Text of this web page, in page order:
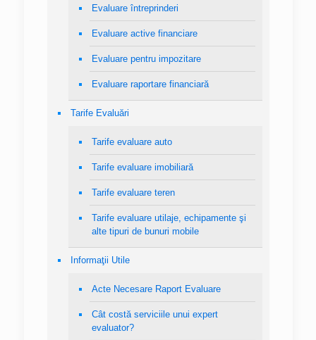
Evaluare întreprinderi
Evaluare active financiare
Evaluare pentru impozitare
Evaluare raportare financiară
Tarife Evaluări
Tarife evaluare auto
Tarife evaluare imobiliară
Tarife evaluare teren
Tarife evaluare utilaje, echipamente şi
alte tipuri de bunuri mobile
Informaţii Utile
Acte Necesare Raport Evaluare
Cât costă serviciile unui expert
evaluator?